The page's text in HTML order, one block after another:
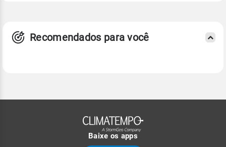
Recomendados para você
Baixe os apps